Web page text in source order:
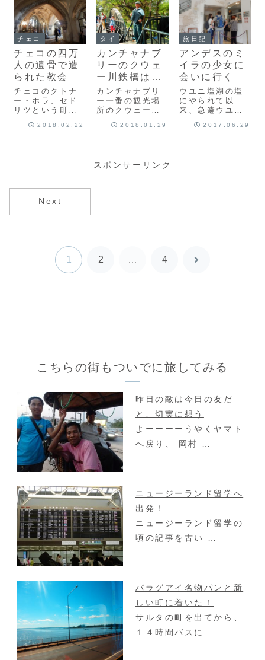
うけど、今やベ
トナム一番とな
るくらいの経済
都市となったホ
ーチミンに、あ
の戦争の足跡や
記録を残す博物
館があ...
人には心霊スポ
ットとも言われ
ているらしい。
日本のホビット
ンなんて呼ばれ
てもいるらしい
けど...
に対する感情が
あらわになって
いる場所なので
す。
チェコ
チェコの四万
人の遺骨で造
られた教会
チェコのクトナ
ー・ホラ、セド
リツという町
で造られた教会
もおぞましくも
ば。。。
2018.02.22
タイ
カンチャナブ
リーのクウェ
ー川鉄橋は歩
いて渡るのが
おすすめ
カンチャナブリ
ー一番の観光場
所のクウェー川
ってみました。
光景、そんな場
2018.01.29
旅日記
アンデスのミ
イラの少女に
会いに行く
ウユニ塩湖の塩
にやられて以
来、急遽ウユニ
ツを買って、ず
2017.06.29
スポンサーリンク
Next
1 2 … 4
次
こちらの街もついでに旅してみる
昨日の敵は今日の友だ
と、切実に想う
よーーーーうやくヤマト
へ戻り、 岡村 …
ニュージーランド留学へ
出発！
ニュージーランド留学の
頃の記事を古い …
パラグアイ名物パンと新
しい町に着いた！
サルタの町を出てから、
１４時間バスに …